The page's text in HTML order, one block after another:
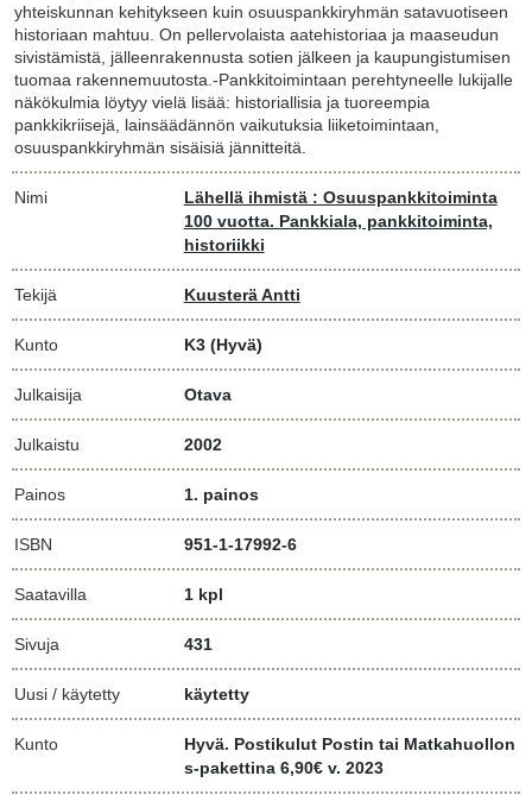
yhteiskunnan kehitykseen kuin osuuspankkiryhmän satavuotiseen
historiaan mahtuu. On pellervolaista aatehistoriaa ja maaseudun
sivistämistä, jälleenrakennusta sotien jälkeen ja kaupungistumisen
tuomaa rakennemuutosta.-Pankkitoimintaan perehtyneelle lukijalle
näkökulmia löytyy vielä lisää: historiallisia ja tuoreempia
pankkikriisejä, lainsäädännön vaikutuksia liiketoimintaan,
osuuspankkiryhmän sisäisiä jännitteitä.
Nimi
Lähellä ihmistä : Osuuspankkitoiminta
100 vuotta. Pankkiala, pankkitoiminta,
historiikki
Tekijä Kuusterä Antti
Kunto K3 (Hyvä)
Julkaisija Otava
Julkaistu 2002
Painos 1. painos
ISBN 951-1-17992-6
Saatavilla 1 kpl
Sivuja 431
Uusi / käytetty käytetty
Kunto
Hyvä. Postikulut Postin tai Matkahuollon
s-pakettina 6,90€ v. 2023